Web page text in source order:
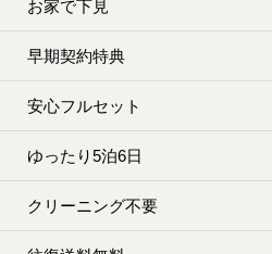
お家で下見
早期契約特典
安心フルセット
ゆったり5泊6日
クリーニング不要